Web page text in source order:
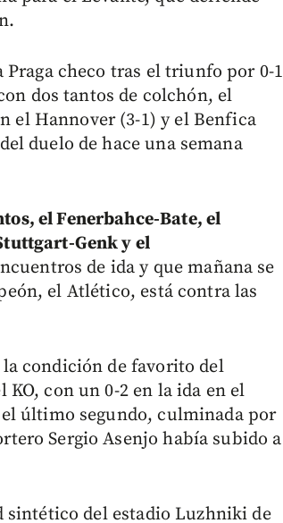
checo tras el triunfo por 0-1
dos tantos de colchón, el
el Hannover (3-1) y el Benfica
duelo de hace una semana
el Fenerbahce-Bate, el
Genk y el
de ida y que mañana se
el Atlético, está contra las
condición de favorito del
con un 0-2 en la ida en el
último segundo, culminada por
Sergio Asenjo había subido a
sintético del estadio Luzhniki de